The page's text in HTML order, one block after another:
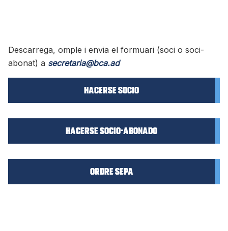
Descarrega, omple i envia el formuari (soci o soci-
abonat) a secretaria@bca.ad
Hacerse SOCIO
Hacerse SOCIO-ABONADO
Ordre SEPA